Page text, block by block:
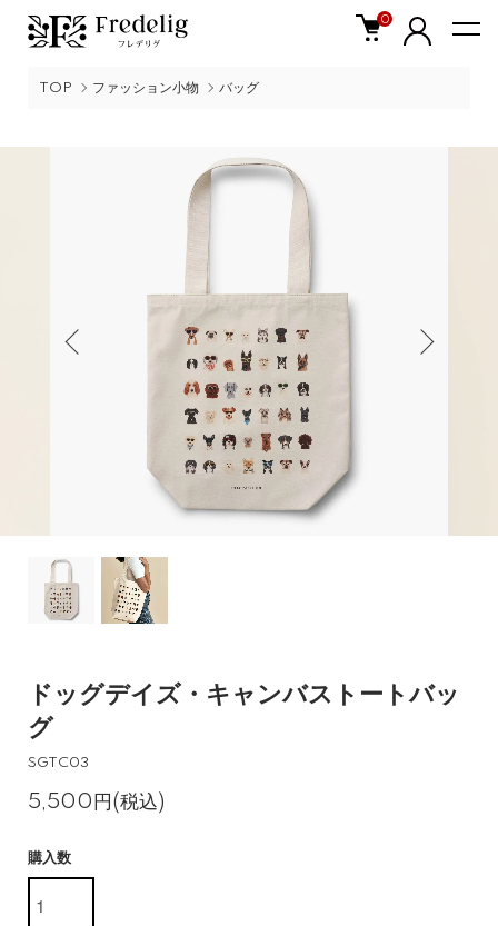
0
TOP ファッション小物 バッグ
ドッグデイズ・キャンバストートバッ
グ
SGTC03
5,500円(税込)
購入数